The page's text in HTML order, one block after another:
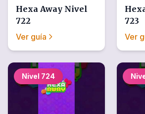
Hexa Away Nivel
722
Ver guía
723
Ver
Nivel 724